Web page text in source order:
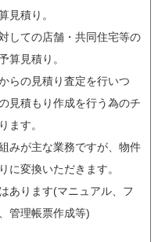
見積り。
しての店舗・共同住宅等の
算見積り。
らの見積り査定を行いつ
見積もり作成を行う為のチ
ます。
みが主な業務ですが、物件
に変換いただきます。
あります(マニュアル、フ
管理帳票作成等)